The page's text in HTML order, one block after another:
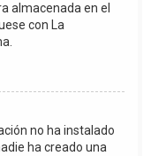
almacenada en el
con La
no ha instalado
ha creado una